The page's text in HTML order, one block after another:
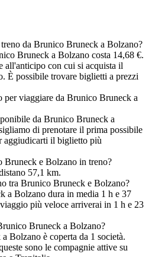
da Brunico Bruneck a Bolzano?
Bruneck a Bolzano costa 14,68 €.
all'anticipo con cui si acquista il
È possibile trovare biglietti a prezzi
per viaggiare da Brunico Bruneck a
da Brunico Bruneck a
di prenotare il prima possibile
aggiudicarti il biglietto più
Bruneck e Bolzano in treno?
57,1 km.
tra Brunico Bruneck e Bolzano?
a Bolzano dura in media 1 h e 37
più veloce arriverai in 1 h e 23
Bruneck a Bolzano?
Bolzano è coperta da 1 società.
sono le compagnie attive su